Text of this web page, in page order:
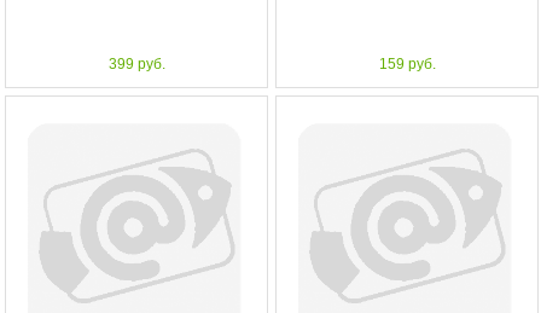
399 руб. 159 руб.